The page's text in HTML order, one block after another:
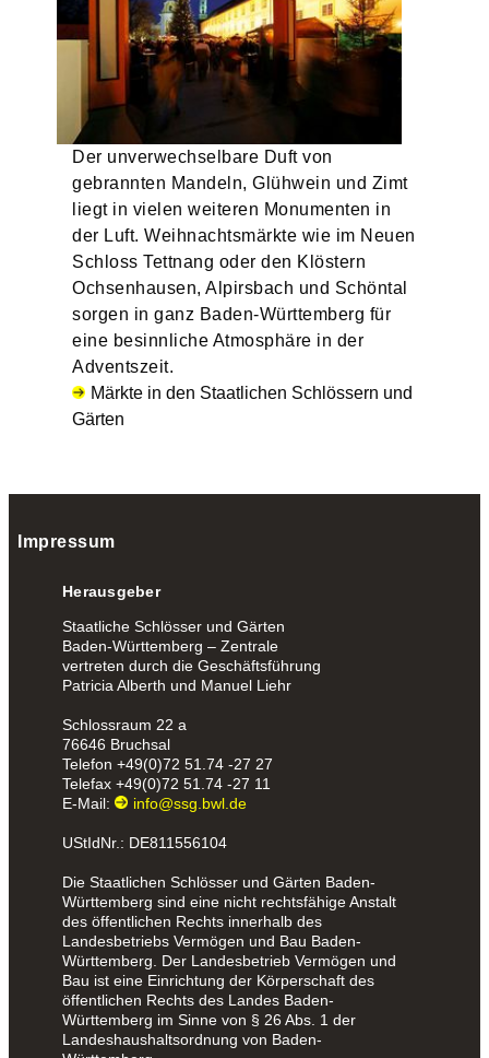
Der unverwechselbare Duft von
gebrannten Mandeln, Glühwein und Zimt
liegt in vielen weiteren Monumenten in
der Luft. Weihnachtsmärkte wie im Neuen
Schloss Tettnang oder den Klöstern
Ochsenhausen, Alpirsbach und Schöntal
sorgen in ganz Baden-Württemberg für
eine besinnliche Atmosphäre in der
Adventszeit.
Märkte in den Staatlichen Schlössern und
Gärten
Impressum
Herausgeber
Staatliche Schlösser und Gärten
Baden-Württemberg – Zentrale
vertreten durch die Geschäftsführung
Patricia Alberth und Manuel Liehr
Schlossraum 22 a
76646 Bruchsal
Telefon +49(0)72 51.74 -27 27
Telefax +49(0)72 51.74 -27 11
E-Mail:
info@ssg.bwl.de
UStIdNr.: DE811556104
Die Staatlichen Schlösser und Gärten Baden-
Württemberg sind eine nicht rechtsfähige Anstalt
des öffentlichen Rechts innerhalb des
Landesbetriebs Vermögen und Bau Baden-
Württemberg. Der Landesbetrieb Vermögen und
Bau ist eine Einrichtung der Körperschaft des
öffentlichen Rechts des Landes Baden-
Württemberg im Sinne von § 26 Abs. 1 der
Landeshaushaltsordnung von Baden-